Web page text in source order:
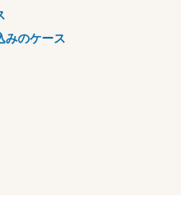
みのケース